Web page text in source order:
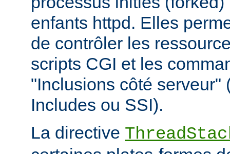
enfants httpd. Elles
de contrôler les
scripts CGI et les
"Inclusions côté serveur"
Includes ou SSI).
La directive